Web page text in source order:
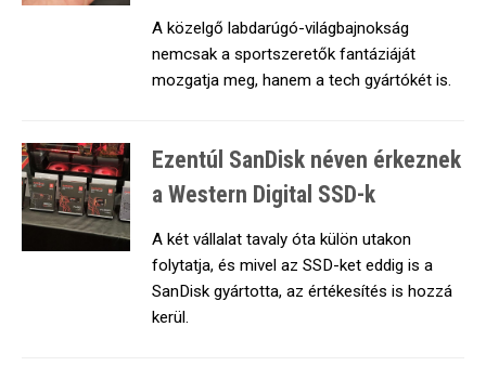
A közelgő labdarúgó-világbajnokság
nemcsak a sportszeretők fantáziáját
mozgatja meg, hanem a tech gyártókét is.
Ezentúl SanDisk néven érkeznek
a Western Digital SSD-k
A két vállalat tavaly óta külön utakon
folytatja, és mivel az SSD-ket eddig is a
SanDisk gyártotta, az értékesítés is hozzá
kerül.